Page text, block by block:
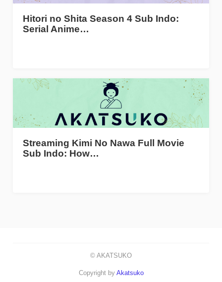
Hitori no Shita Season 4 Sub Indo:
Serial Anime…
Streaming Kimi No Nawa Full Movie
Sub Indo: How…
© AKATSUKO
Copyright by Akatsuko